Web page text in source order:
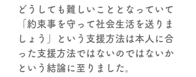
どうしても難しいこととなっていて
「約束事を守って社会生活を送りま
しょう」という支援方法は本人に合
った支援方法ではないのではないか
という結論に至りました。